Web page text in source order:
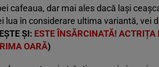
cafeaua, dar mai ales dacă lași
lua în considerare ultima variantă, vei
ȘI: ESTE ÎNSĂRCINATĂ! ACTRIȚA
OARĂ)